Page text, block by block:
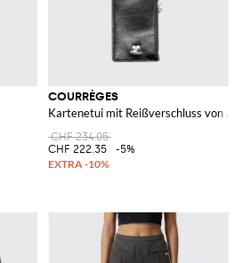
COURRÈGES
Kartenetui mit Reißverschluss von
CHF 234.05
CHF 222.35
-5%